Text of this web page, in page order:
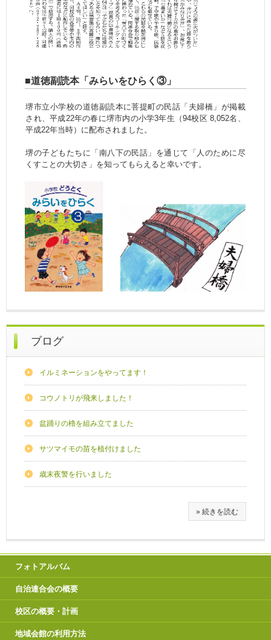
■道徳副読本「みらいをひらく③」
堺市立小学校の道徳副読本に菩提町の民話「夫婦橋」が掲載
され、平成22年の春に堺市内の小学3年生（94校区 8,052名、
平成22年当時）に配布されました。
堺の子どもたちに「南八下の民話」を通じて「人のために尽
くすことの大切さ」を知ってもらえると幸いです。
ブログ
イルミネーションをやってます！
コウノトリが飛来しました！
盆踊りの櫓を組み立てました
サツマイモの苗を植付けました
歳末夜警を行いました
» 続きを読む
フォトアルバム
自治連合会の概要
校区の概要・計画
地域会館の利用方法